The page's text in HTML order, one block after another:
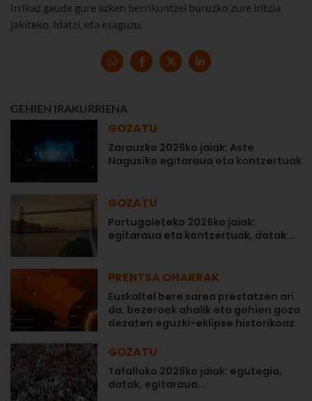
Irrikaz gaude gure azken berrikuntzei buruzko zure iritzia
jakiteko. Idatzi, eta esaguzu.
GEHIEN IRAKURRIENA
GOZATU
Zarauzko 2026ko jaiak: Aste
Nagusiko egitaraua eta kontzertuak
GOZATU
Portugaleteko 2026ko jaiak:
egitaraua eta kontzertuak, datak...
PRENTSA OHARRAK
Euskaltel bere sarea prestatzen ari
da, bezeroek ahalik eta gehien goza
dezaten eguzki-eklipse historikoaz
GOZATU
Tafallako 2026ko jaiak: egutegia,
datak, egitaraua...